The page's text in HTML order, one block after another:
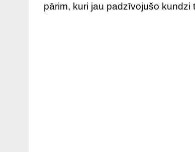
pārim, kuri jau padzīvojušo kundzi